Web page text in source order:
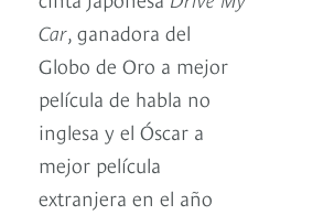
Car, ganadora del
Globo de Oro a mejor
película de habla no
inglesa y el Óscar a
mejor película
extranjera en el año